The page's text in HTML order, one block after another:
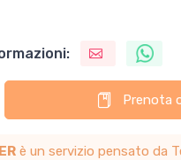
Prenota
è un servizio pensato da